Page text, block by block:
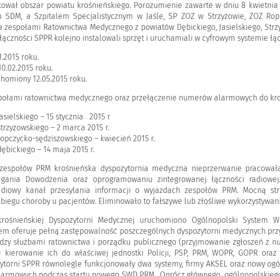
obszar powiatu krośnieńskiego. Porozumienie zawarte w dniu 8
a Szpitalem Specjalistycznym w Jaśle, SP ZOZ w Strzyżowie, ZOZ
Ratownictwa Medycznego z powiatów Dębickiego, Jasielskiego,
SPPR kolejno instalowali sprzęt i uruchamiali w cyfrowym systemie
roku.
roku.
12.05.2015 roku.
ratownictwa medycznego oraz przełączenie numerów alarmowych do
– 15 stycznia 2015 r
– 2 marca 2015 r.
sędziszowskiego – kwiecień 2015 r.
– 14 maja 2015 r.
PRM krośnieńska dyspozytornia medyczna nieprzerwanie
Dowodzenia oraz oprogramowaniu zintegrowanej łączności
kanał przesyłania informacji o wyjazdach zespołów PRM. Mocną
choroby u pacjentów. Eliminowało to fałszywe lub złośliwe
Dyspozytorni Medycznej uruchomiono Ogólnopolski System
oferuje pełną zastępowalność poszczególnych dyspozytorni medycznych
służbami ratownictwa i porządku publicznego (przyjmowanie zgłoszeń z
ich do właściwej jednostki Policji, PSP, PRM, WOPR, GOPR
SPPR równolegle funkcjonowały dwa systemy, firmy AKSEL oraz nowy